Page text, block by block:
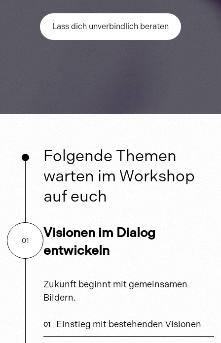
Lass dich unverbindlich beraten
Folgende Themen
warten im Workshop
auf euch
01
Visionen im Dialog
entwickeln
Zukunft beginnt mit gemeinsamen
Bildern.
Einstieg mit bestehenden Visionen